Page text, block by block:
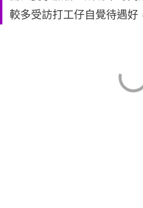
較多受訪打工仔自覺待遇好